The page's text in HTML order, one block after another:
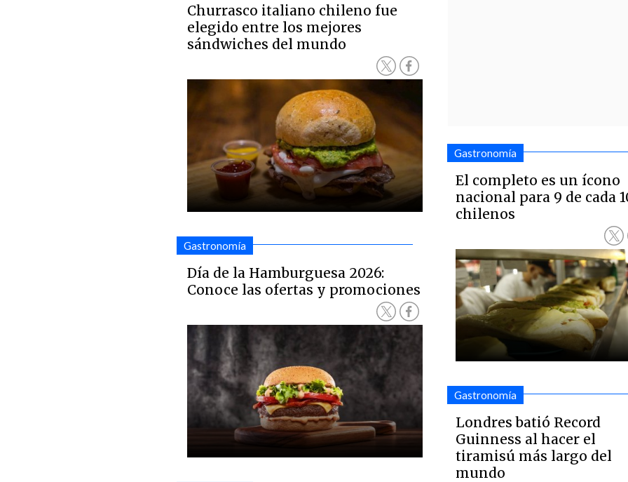
Churrasco italiano chileno fue
elegido entre los mejores
sándwiches del mundo
Gastronomía
Día de la Hamburguesa 2026:
Conoce las ofertas y promociones
Gastronomía
El completo es un ícono
nacional para 9 de cada
chilenos
Gastronomía
Londres batió Record
Guinness al hacer el
tiramisú más largo del
mundo